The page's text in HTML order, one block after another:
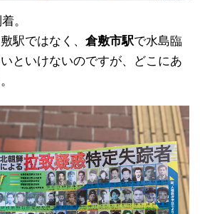
。
駅ではなく、 倉敷市駅で水島臨
といけないのですが、どこにあ